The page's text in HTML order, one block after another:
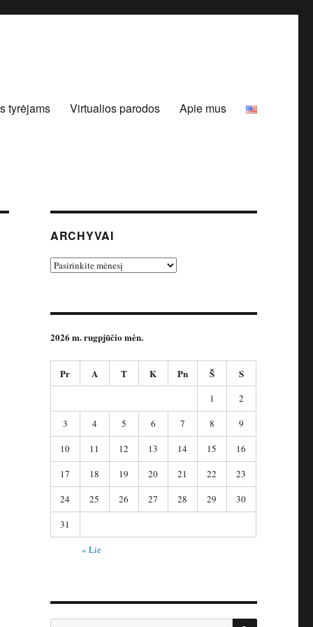
tyrėjams Virtualios parodos Apie mus
ARCHYVAI
Archyvai
2026 m. rugpjūčio mėn.
Pr A T K Pn Š S
1
2
3
4 5 6 7 8
9
10
11 12 13 14 15
16
17
18 19 20 21 22
23
24
25 26 27 28 29
30
31
« Lie
IEŠKOTI